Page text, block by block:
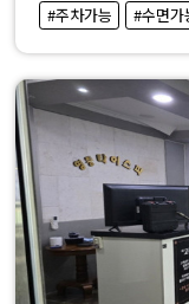
#주차가능 #수면가